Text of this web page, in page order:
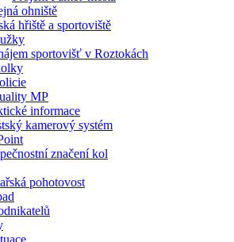
ohniště
hřiště a sportoviště
sportovišť v Roztokách
MP
informace
kamerový systém
značení kol
pohotovost